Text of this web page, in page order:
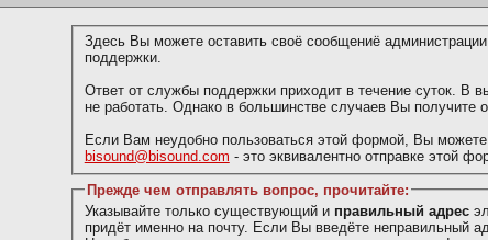
Здесь Вы можете оставить своё сообщениё
поддержки.
Ответ от службы поддержки приходит в течение суток. В
не работать. Однако в большинстве случаев Вы получите
Если Вам неудобно пользоваться этой формой, Вы можете
bisound@bisound.com - это эквивалентно отправке этой
Прежде чем отправлять вопрос, прочитайте:
Указывайте только существующий и правильный адрес
придёт именно на почту. Если Вы введёте неправильный